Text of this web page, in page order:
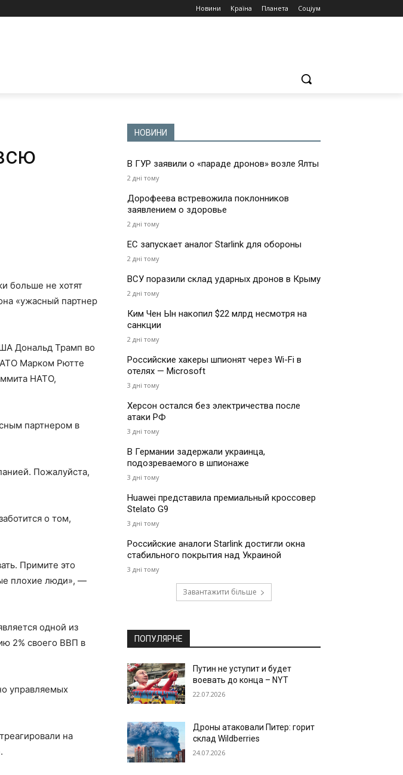
Новини Країна Планета Соціум
больше не хотят
«ужасный партнер
Дональд Трамп во
Марком Рютте
НАТО,
партнером в
Пожалуйста,
о том,
Примите это
плохие люди», —
одной из
2% своего ВВП в
управляемых
на
НОВИНИ
В ГУР заявили о «параде дронов» возле Ялты
2 дні тому
Дорофеева встревожила поклонников
заявлением о здоровье
2 дні тому
ЕС запускает аналог Starlink для обороны
2 дні тому
ВСУ поразили склад ударных дронов в Крыму
2 дні тому
Ким Чен Ын накопил $22 млрд несмотря на
санкции
2 дні тому
Российские хакеры шпионят через Wi-Fi в
отелях — Microsoft
3 дні тому
Херсон остался без электричества после
атаки РФ
3 дні тому
В Германии задержали украинца,
подозреваемого в шпионаже
3 дні тому
Huawei представила премиальный кроссовер
Stelato G9
3 дні тому
Российские аналоги Starlink достигли окна
стабильного покрытия над Украиной
3 дні тому
Завантажити більше
ПОПУЛЯРНЕ
Путин не уступит и будет
воевать до конца – NYT
22.07.2026
Дроны атаковали Питер: горит
склад Wildberries
24.07.2026